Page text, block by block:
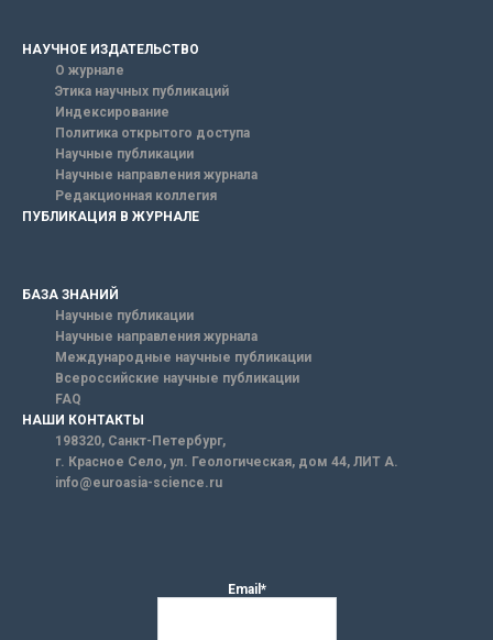
НАУЧНОЕ ИЗДАТЕЛЬСТВО
О журнале
Этика научных публикаций
Индексирование
Политика открытого доступа
Научные публикации
Научные направления журнала
Редакционная коллегия
ПУБЛИКАЦИЯ В ЖУРНАЛЕ
БАЗА ЗНАНИЙ
Научные публикации
Научные направления журнала
Международные научные публикации
Всероссийские научные публикации
FAQ
НАШИ КОНТАКТЫ
198320, Санкт-Петербург,
г. Красное Село, ул. Геологическая, дом 44, ЛИТ А.
info@euroasia-science.ru
Email*